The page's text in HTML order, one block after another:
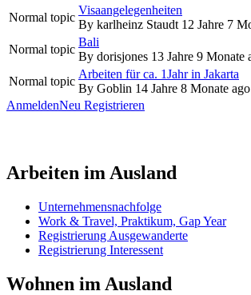
Normal topic
Visaangelegenheiten
By karlheinz Staudt 12 Jahre 7
Normal topic
Bali
By dorisjones 13 Jahre 9 Monate
Normal topic
Arbeiten für ca. 1Jahr in Jakarta
By Goblin 14 Jahre 8 Monate ago
AnmeldenNeu Registrieren
Arbeiten im Ausland
Unternehmensnachfolge
Work & Travel, Praktikum, Gap Year
Registrierung Ausgewanderte
Registrierung Interessent
Wohnen im Ausland